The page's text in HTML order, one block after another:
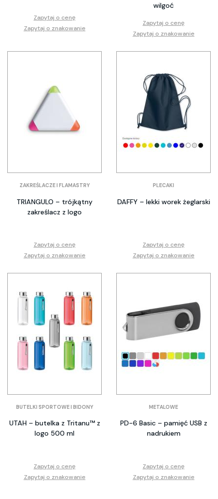
Zapytaj o cenę
Zapytaj o znakowanie
wilgoć
Zapytaj o cenę
Zapytaj o znakowanie
ZAKREŚLACZE I FLAMASTRY
TRIANGULO – trójkątny
zakreślacz z logo
Zapytaj o cenę
Zapytaj o znakowanie
PLECAKI
DAFFY – lekki worek żeglarski
Zapytaj o cenę
Zapytaj o znakowanie
BUTELKI SPORTOWE I BIDONY
UTAH – butelka z Tritanu™ z
logo 500 ml
Zapytaj o cenę
Zapytaj o znakowanie
METALOWE
PD-6 Basic – pamięć USB z
nadrukiem
Zapytaj o cenę
Zapytaj o znakowanie